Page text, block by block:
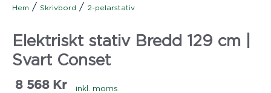
Hem / Skrivbord / 2-pelarstativ
Elektriskt stativ Bredd 129 cm |
Svart Conset
8 568 Kr inkl. moms